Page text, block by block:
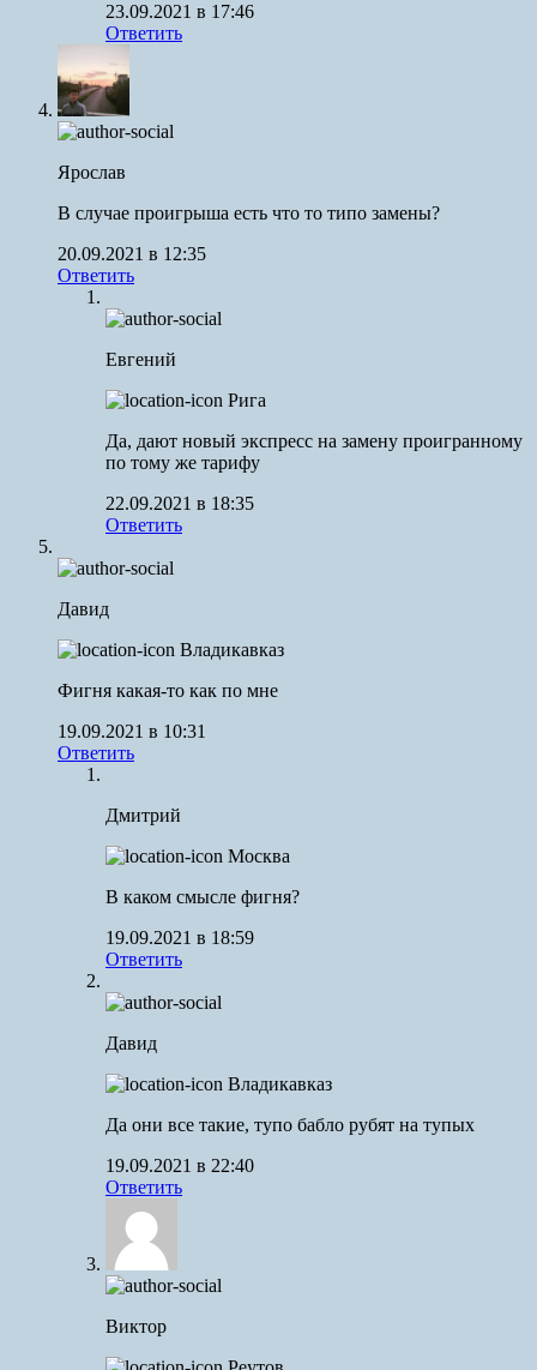
23.09.2021 в 17:46
Ответить
Ярослав
В случае проигрыша есть что то типо замены?
20.09.2021 в 12:35
Ответить
Евгений
Рига
Да, дают новый экспресс на замену проигранному
по тому же тарифу
22.09.2021 в 18:35
Ответить
Давид
Владикавказ
Фигня какая-то как по мне
19.09.2021 в 10:31
Ответить
Дмитрий
Москва
В каком смысле фигня?
19.09.2021 в 18:59
Ответить
Давид
Владикавказ
Да они все такие, тупо бабло рубят на тупых
19.09.2021 в 22:40
Ответить
Виктор